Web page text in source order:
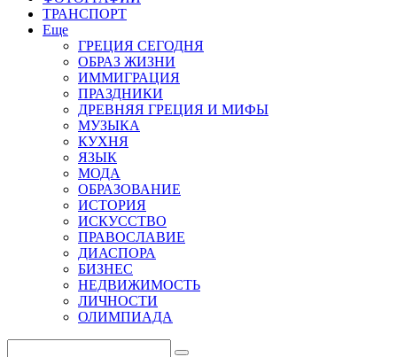
ТРАНСПОРТ
Еще
ГРЕЦИЯ СЕГОДНЯ
ОБРАЗ ЖИЗНИ
ИММИГРАЦИЯ
ПРАЗДНИКИ
ДРЕВНЯЯ ГРЕЦИЯ И МИФЫ
МУЗЫКА
КУХНЯ
ЯЗЫК
МОДА
ОБРАЗОВАНИЕ
ИСТОРИЯ
ИСКУССТВО
ПРАВОСЛАВИЕ
ДИАСПОРА
БИЗНЕС
НЕДВИЖИМОСТЬ
ЛИЧНОСТИ
ОЛИМПИАДА